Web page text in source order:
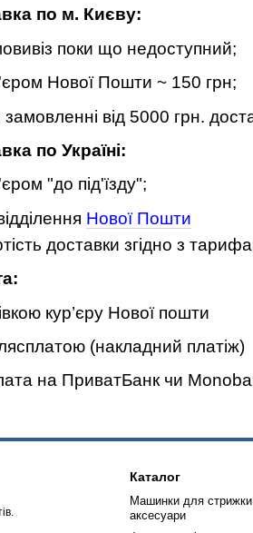
по м. Києву:
поки що недоступний;
Нової Пошти ~ 150 грн;
замовленні від 5000 грн.
по Україні:
"до під'їзду";
Нової Пошти
доставки згідно з
кур’єру Нової пошти
(накладний платіж)
на ПриватБанк чи
.
Каталог
Машинки для
аксесуари